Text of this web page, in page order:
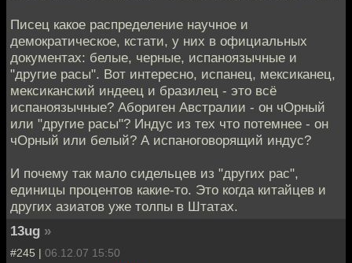
Писец какое распределение научное и
демократическое, кстати, у них в официальных
документах: белые, черные, испаноязычные и
"другие расы". Вот интересно, испанец, мексиканец,
мексиканский индеец и бразилец - это всё
испаноязычные? Абориген Австралии - он чОрный
или "другие расы"? Индус из тех что потемнее - он
чОрный или белый? А испаноговорящий индус?
И почему так мало сидельцев из "других рас",
единицы процентов какие-то. Это когда китайцев и
других азиатов уже толпы в Штатах.
13ug »
#245 | 06.12.07 15:50